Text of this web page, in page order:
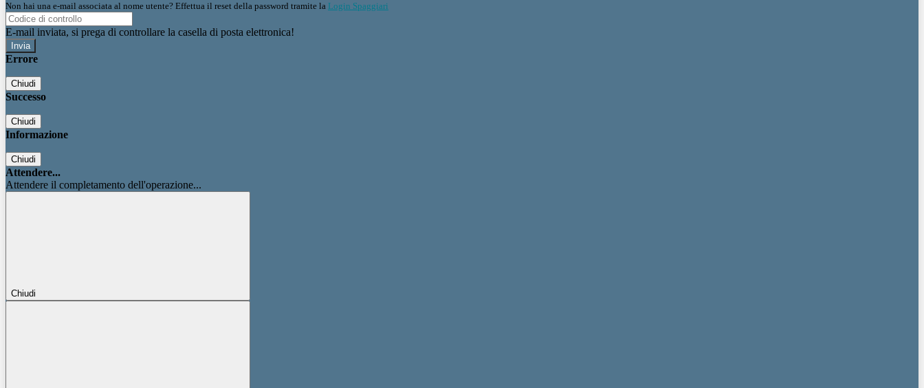
Non hai una e-mail associata al nome utente? Effettua il reset della password tramite la Login Spaggiari
E-mail inviata, si prega di controllare la casella di posta elettronica!
Errore
Chiudi
Successo
Chiudi
Informazione
Chiudi
Attendere...
Attendere il completamento dell'operazione...
Chiudi